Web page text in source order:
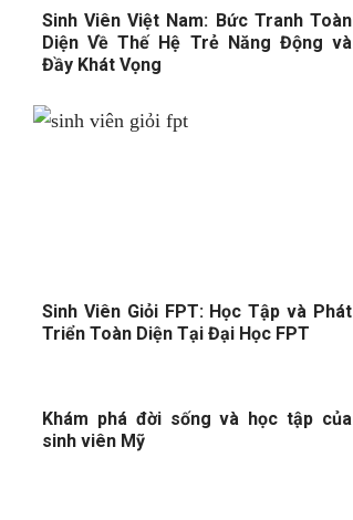
Sinh Viên Việt Nam: Bức Tranh Toàn
Diện Về Thế Hệ Trẻ Năng Động và
Đầy Khát Vọng
Sinh Viên Giỏi FPT: Học Tập và Phát
Triển Toàn Diện Tại Đại Học FPT
Khám phá đời sống và học tập của
sinh viên Mỹ